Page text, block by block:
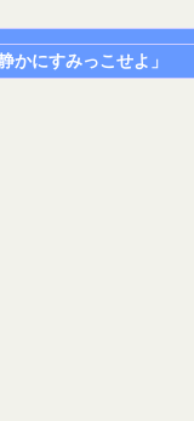
かにすみっこせよ」